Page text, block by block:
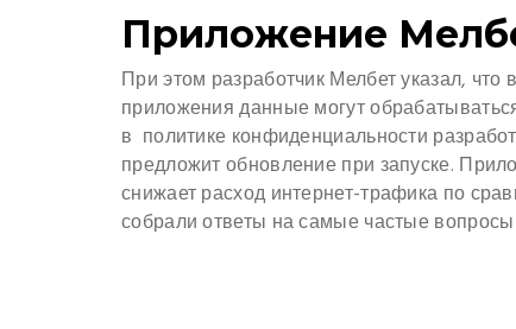
Приложение
При этом разработчик Мелбет указал, что
приложения данные могут
в политике конфиденциальности
предложит обновление при запуске.
снижает расход интернет-трафика по
собрали ответы на самые частые